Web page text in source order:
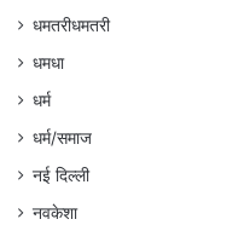
धमतरीधमतरी
धमधा
धर्म
धर्म/समाज
नई दिल्ली
नवकेशा